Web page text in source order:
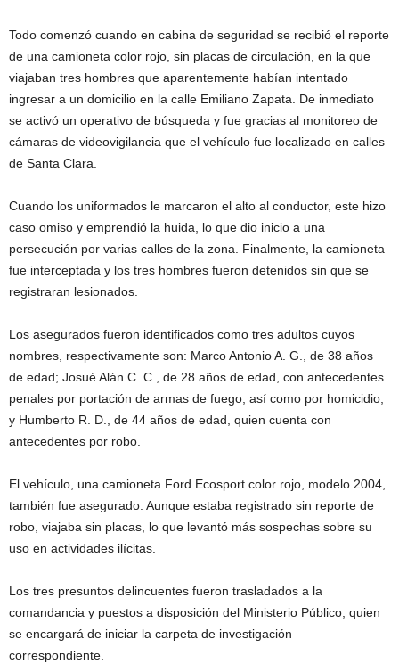
Todo comenzó cuando en cabina de seguridad se recibió el reporte
de una camioneta color rojo, sin placas de circulación, en la que
viajaban tres hombres que aparentemente habían intentado
ingresar a un domicilio en la calle Emiliano Zapata. De inmediato
se activó un operativo de búsqueda y fue gracias al monitoreo de
cámaras de videovigilancia que el vehículo fue localizado en calles
de Santa Clara.
Cuando los uniformados le marcaron el alto al conductor, este hizo
caso omiso y emprendió la huida, lo que dio inicio a una
persecución por varias calles de la zona. Finalmente, la camioneta
fue interceptada y los tres hombres fueron detenidos sin que se
registraran lesionados.
Los asegurados fueron identificados como tres adultos cuyos
nombres, respectivamente son: Marco Antonio A. G., de 38 años
de edad; Josué Alán C. C., de 28 años de edad, con antecedentes
penales por portación de armas de fuego, así como por homicidio;
y Humberto R. D., de 44 años de edad, quien cuenta con
antecedentes por robo.
El vehículo, una camioneta Ford Ecosport color rojo, modelo 2004,
también fue asegurado. Aunque estaba registrado sin reporte de
robo, viajaba sin placas, lo que levantó más sospechas sobre su
uso en actividades ilícitas.
Los tres presuntos delincuentes fueron trasladados a la
comandancia y puestos a disposición del Ministerio Público, quien
se encargará de iniciar la carpeta de investigación
correspondiente.